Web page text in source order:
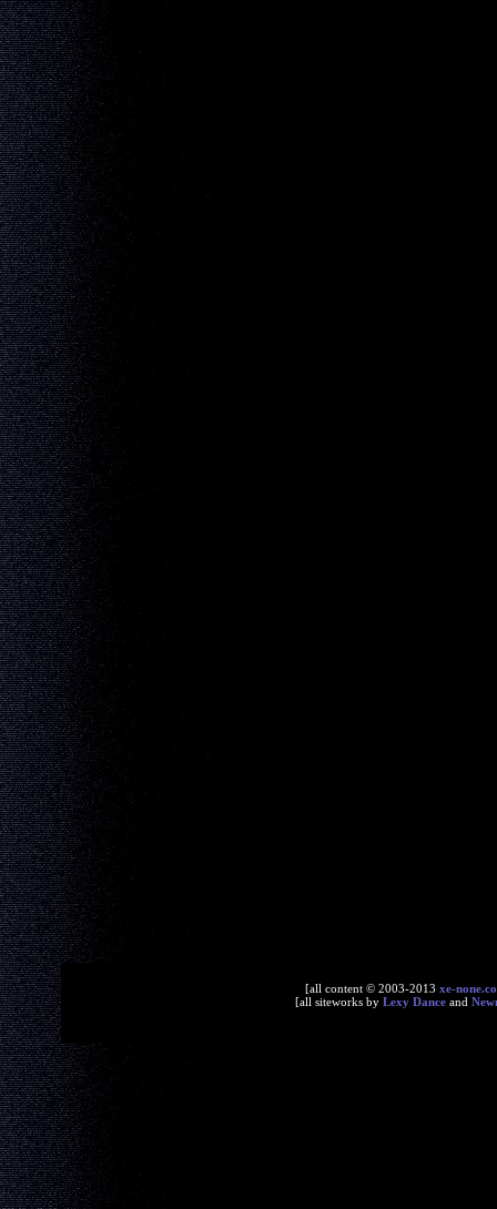
[all content © 2003-2013 xe-
[all siteworks by Lexy Danceand